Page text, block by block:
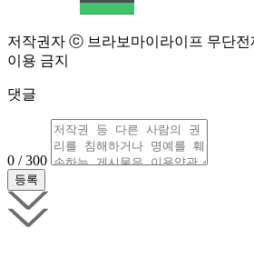
저작권자 ⓒ 브라보마이라이프 무단전
이용 금지
댓글
0 / 300